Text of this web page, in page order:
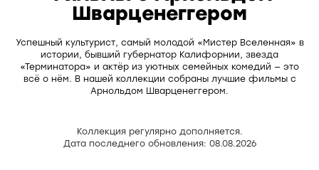
Шварценеггером
Успешный культурист, самый молодой «Мистер Вселенная» в
истории, бывший губернатор Калифорнии, звезда
«Терминатора» и актёр из уютных семейных комедий — это
всё о нём. В нашей коллекции собраны лучшие фильмы с
Арнольдом Шварценеггером.
Коллекция регулярно дополняется.
Дата последнего обновления: 08.08.2026